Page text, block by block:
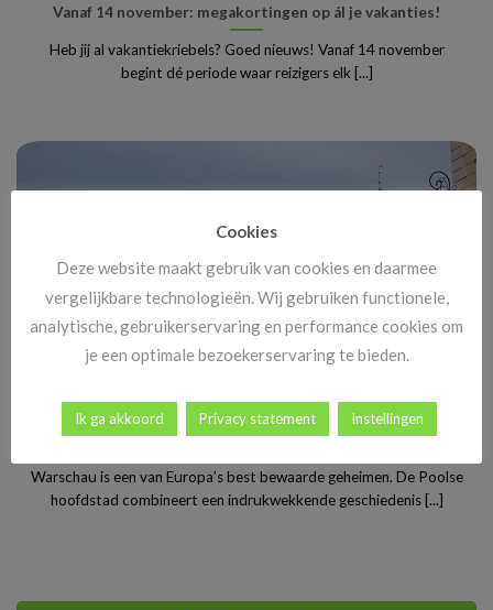
Vanaf 14 november: megakortingen op ál je vakanties!
Heb jij al vakantiekriebels? Goed nieuws! Vanaf 14 november
begint dé periode waar reizigers elk [...]
Stedentrip Warschau: ontdek de verrassende charme van
Polen’s bruisende hoofdstad
Warschau is een van Europa’s best bewaarde geheimen. De Poolse
hoofdstad combineert een indrukwekkende geschiedenis [...]
Cookies
Deze website maakt gebruik van cookies en daarmee
vergelijkbare technologieën. Wij gebruiken functionele,
analytische, gebruikerservaring en performance cookies om
je een optimale bezoekerservaring te bieden.
Ik ga akkoord Privacy statement Instellingen